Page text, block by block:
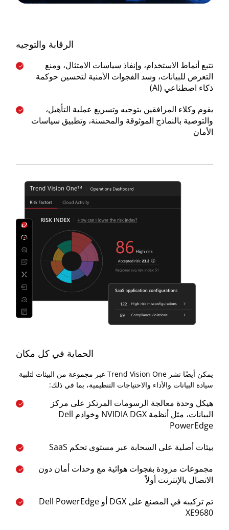
الرقابة والتوجيه
تتبع أنماط الاستخدام، وإنفاذ سياسات الامتثال، ومنع
التعرض للبيانات، وسد الفجوات الأمنية لتحسين حوكمة
ذكاء اصطناعي (AI)
يقوم وكلاء المرافقين بتوجيه وتسريع عملية التأهيل،
والتوصية بالنماذج الموثوقة والمحسنة، وتطبيق سياسات
الأمان
الحماية في كل مكان
يمكن أيضًا نشر Trend Vision One عبر مجموعة من البيئات لتلبية
سيادة البيانات والأداء والاحتياجات التنظيمية، بما في ذلك:
هيكل وحدة معالجة الرسومات المرتكز على مركز
البيانات، مثل أنظمة NVIDIA DGX وخوادم Dell
PowerEdge
بيئات أصلية على السحابة عبر مستوى تحكم SaaS
مجموعات مزودة بفجوات هوائية مع وحدات أمان دون
الاتصال بالإنترنت أولاً
تم تركيبه في المصنع على DGX أو Dell PowerEdge
XE9680